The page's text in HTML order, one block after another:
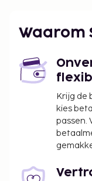
Profiteer zoveel
tennisbaan en
Kinderen
dezelfde
en de
Gasten
Waarom
Krijg de
kies
passen.